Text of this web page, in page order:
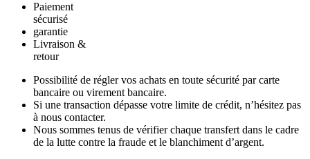
Paiement
sécurisé
garantie
Livraison &
retour
Possibilité de régler vos achats en toute sécurité par carte
bancaire ou virement bancaire.
Si une transaction dépasse votre limite de crédit, n’hésitez pas
à nous contacter.
Nous sommes tenus de vérifier chaque transfert dans le cadre
de la lutte contre la fraude et le blanchiment d’argent.